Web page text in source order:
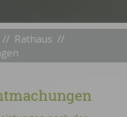
// Rathaus //